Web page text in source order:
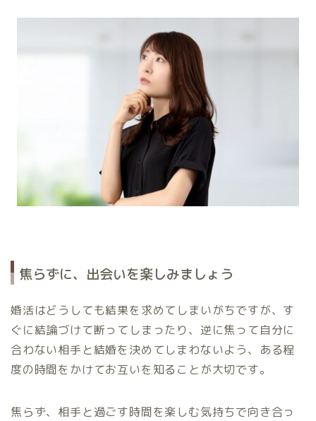
焦らずに、出会いを楽しみましょう
婚活はどうしても結果を求めてしまいがちですが、す
ぐに結論づけて断ってしまったり、逆に焦って自分に
合わない相手と結婚を決めてしまわないよう、ある程
度の時間をかけてお互いを知ることが大切です。
焦らず、相手と過ごす時間を楽しむ気持ちで向き合っ